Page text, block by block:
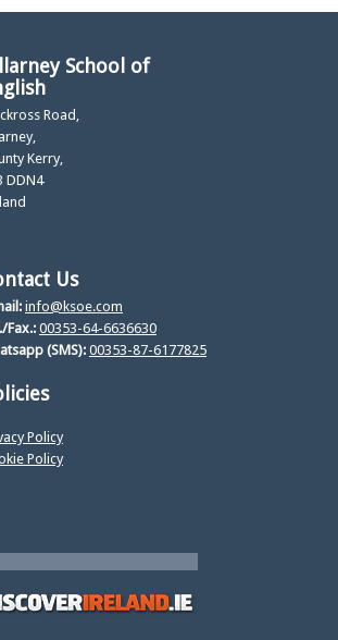
School of
Road,
Kerry,
DDN4
Us
info@ksoe.com
Fax.:00353-64-6636630
(SMS):00353-87-6177825
Policy
Policy